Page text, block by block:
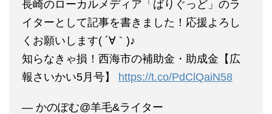
長崎のローカルメディア「ばりぐっど」のラ
イターとして記事を書きました！応援よろし
くお願いします( ´∀｀)♪
知らなきゃ損！西海市の補助金・助成金【広
報さいかい5月号】 https://t.co/PdClQaiN58
— かのぽむ@羊毛&ライター